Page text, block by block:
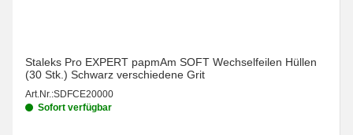
Staleks Pro EXPERT papmAm SOFT Wechselfeilen Hüllen
(30 Stk.) Schwarz verschiedene Grit
Art.Nr.:SDFCE20000
Sofort verfügbar